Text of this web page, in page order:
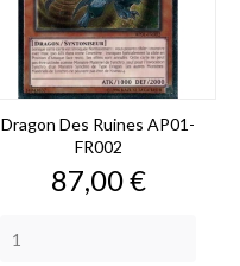
Dragon Des Ruines AP01-
FR002
Prix
87,00 €